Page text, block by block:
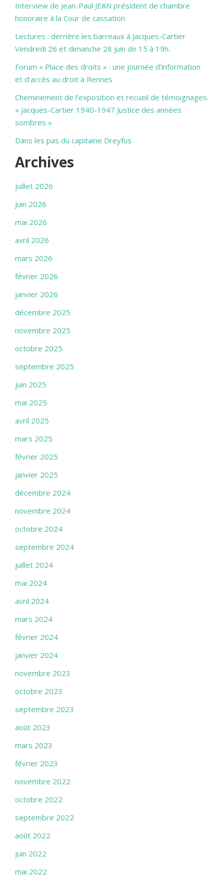
Interview de Jean-Paul JEAN président de chambre
honoraire à la Cour de cassation
Lectures : derrière les barreaux à Jacques-Cartier
Vendredi 26 et dimanche 28 juin de 15 à 19h.
Forum « Place des droits » : une journée d’information
et d’accès au droit à Rennes
Cheminement de l’exposition et recueil de témoignages.
« Jacques-Cartier 1940-1947 Justice des années
sombres »
Dans les pas du capitaine Dreyfus
Archives
juillet 2026
juin 2026
mai 2026
avril 2026
mars 2026
février 2026
janvier 2026
décembre 2025
novembre 2025
octobre 2025
septembre 2025
juin 2025
mai 2025
avril 2025
mars 2025
février 2025
janvier 2025
décembre 2024
novembre 2024
octobre 2024
septembre 2024
juillet 2024
mai 2024
avril 2024
mars 2024
février 2024
janvier 2024
novembre 2023
octobre 2023
septembre 2023
août 2023
mars 2023
février 2023
novembre 2022
octobre 2022
septembre 2022
août 2022
juin 2022
mai 2022